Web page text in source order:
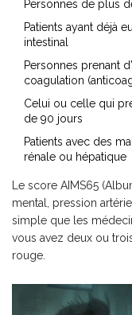
Personnes de plus
Patients ayant déjà
intestinal
Personnes prenant
coagulation
Celui ou celle qui
de 90 jours
Patients avec des
rénale ou hépatique
Le score AIMS65
mental, pression
simple que les
vous avez deux ou
rouge.